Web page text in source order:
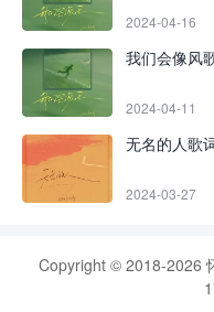
2024-04-16
我们会像风
2024-04-11
无名的人歌
2024-03-27
Copyright © 2018-2026